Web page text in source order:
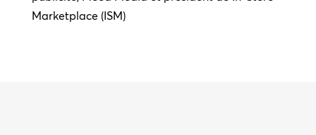
Marketplace (ISM)